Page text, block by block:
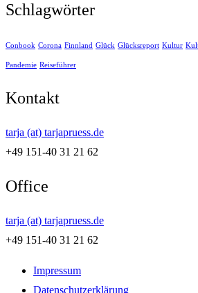
Schlagwörter
Conbook Corona Finnland Glück Glücksreport Kultur
Pandemie Reiseführer
Kontakt
tarja (at) tarjapruess.de
+49 151-40 31 21 62
Office
tarja (at) tarjapruess.de
+49 151-40 31 21 62
Impressum
Datenschutzerklärung